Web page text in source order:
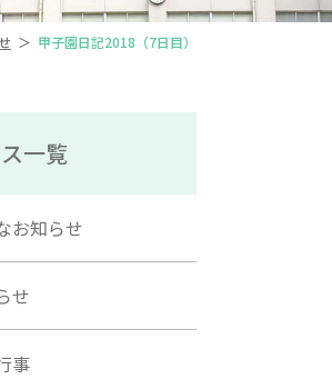
＞ 甲子園日記2018（7日目）
一覧
お知らせ
せ
事